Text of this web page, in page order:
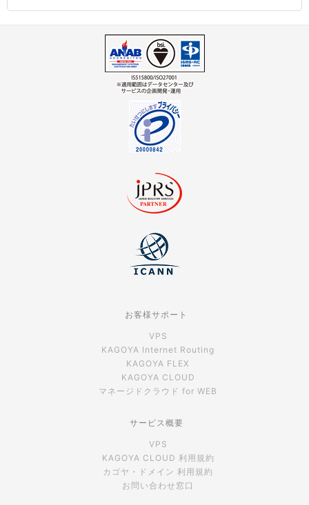
お客様サポート
VPS
KAGOYA Internet Routing
KAGOYA FLEX
KAGOYA CLOUD
マネージドクラウド for WEB
サービス概要
VPS
KAGOYA CLOUD 利用規約
カゴヤ・ドメイン 利用規約
お問い合わせ窓口